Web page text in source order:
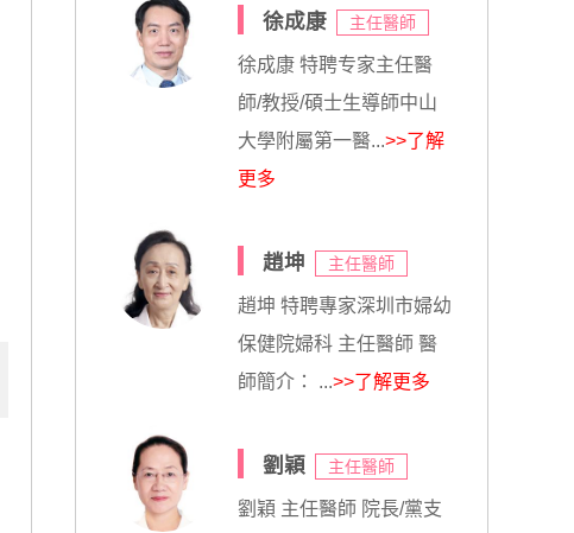
徐成康 主任醫師
徐成康 特聘专家主任醫
師/教授/碩士生導師中山
大學附屬第一醫...>>了解
更多
趙坤 主任醫師
趙坤 特聘專家深圳市婦幼
保健院婦科 主任醫師 醫
師簡介： ...>>了解更多
劉穎 主任醫師
劉穎 主任醫師 院長/黨支